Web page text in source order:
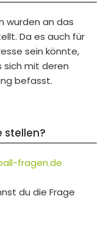
wurden an das
Da es auch für
sein könnte,
sich mit deren
befasst.
stellen?
fragen.de
du die Frage